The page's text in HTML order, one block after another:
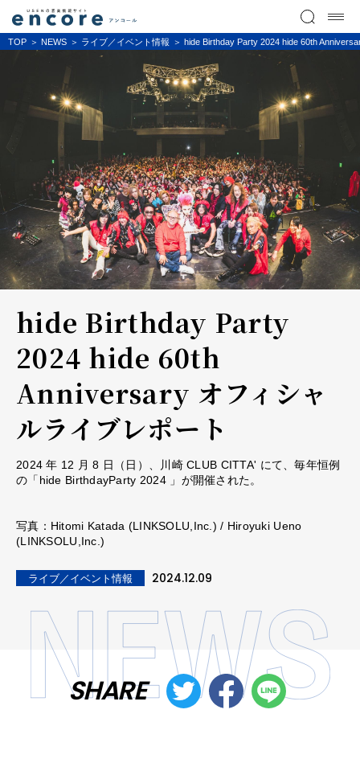
TOP NEWS ライブ／イベント情報 hide Birthday Party 2024 hide 60th
hide Birthday Party
2024 hide 60th
Anniversary オフィシャ
ルライブレポート
2024 年 12 月 8 日（日）、川崎 CLUB CITTA' にて、毎年恒例
の「hide BirthdayParty 2024 」が開催された。
写真：Hitomi Katada (LINKSOLU,Inc.) / Hiroyuki Ueno
(LINKSOLU,Inc.)
ライブ／イベント情報 2024.12.09
SHARE